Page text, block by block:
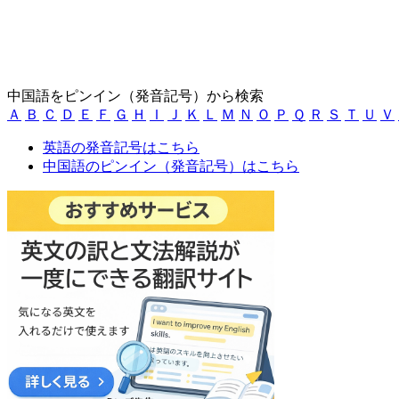
中国語をピンイン（発音記号）から検索
Ａ
Ｂ Ｃ Ｄ Ｅ Ｆ Ｇ Ｈ Ｉ Ｊ Ｋ Ｌ Ｍ Ｎ Ｏ Ｐ Ｑ Ｒ Ｓ Ｔ Ｕ Ｖ
英語の発音記号はこちら
中国語のピンイン（発音記号）はこちら